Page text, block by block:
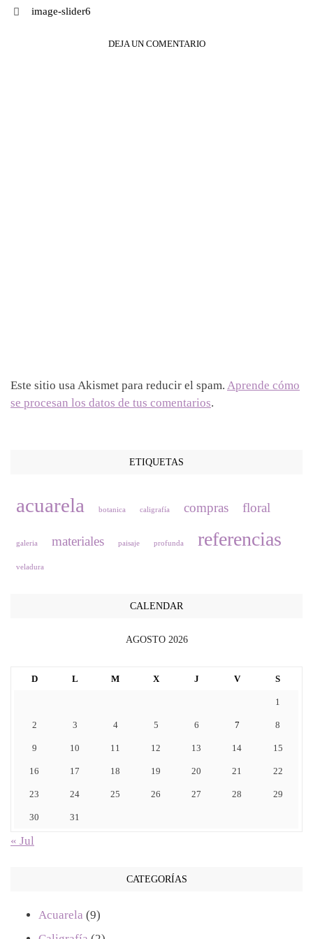
Navegación
image-slider6
DEJA UN COMENTARIO
Este sitio usa Akismet para reducir el spam. Aprende cómo
se procesan los datos de tus comentarios.
ETIQUETAS
acuarela botanica caligrafía compras floral
galeria materiales paisaje profunda referencias
veladura
CALENDAR
AGOSTO 2026
D L M X J V S
1
2 3 4 5 6 7 8
9 10 11 12 13 14 15
16 17 18 19 20 21 22
23 24 25 26 27 28 29
30 31
« Jul
CATEGORÍAS
Acuarela (9)